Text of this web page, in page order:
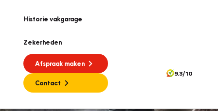
Historie vakgarage
Zekerheden
Afspraak maken
Contact
9.3/10